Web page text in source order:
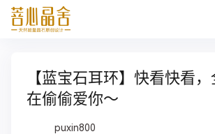
【蓝宝石耳环】快看快看
在偷偷爱你～
puxin800